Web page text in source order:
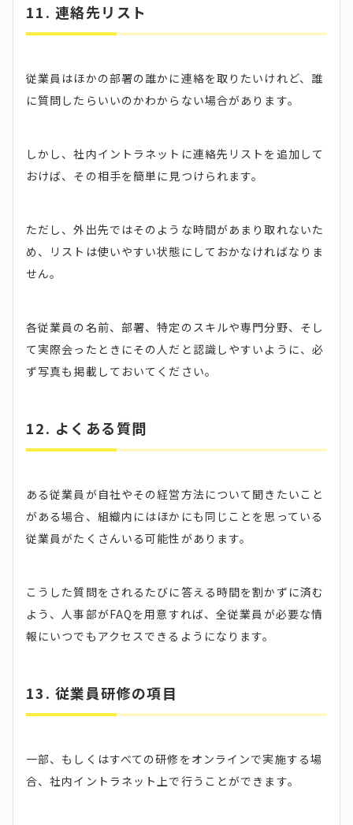
11. 連絡先リスト
従業員はほかの部署の誰かに連絡を取りたいけれど、誰
に質問したらいいのかわからない場合があります。
しかし、社内イントラネットに連絡先リストを追加して
おけば、その相手を簡単に見つけられます。
ただし、外出先ではそのような時間があまり取れないた
め、リストは使いやすい状態にしておかなければなりま
せん。
各従業員の名前、部署、特定のスキルや専門分野、そし
て実際会ったときにその人だと認識しやすいように、必
ず写真も掲載しておいてください。
12. よくある質問
ある従業員が自社やその経営方法について聞きたいこと
がある場合、組織内にはほかにも同じことを思っている
従業員がたくさんいる可能性があります。
こうした質問をされるたびに答える時間を割かずに済む
よう、人事部がFAQを用意すれば、全従業員が必要な情
報にいつでもアクセスできるようになります。
13. 従業員研修の項目
一部、もしくはすべての研修をオンラインで実施する場
合、社内イントラネット上で行うことができます。